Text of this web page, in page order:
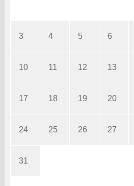
3 4 5 6
10 11 12 13
17 18 19 20
24 25 26 27
31